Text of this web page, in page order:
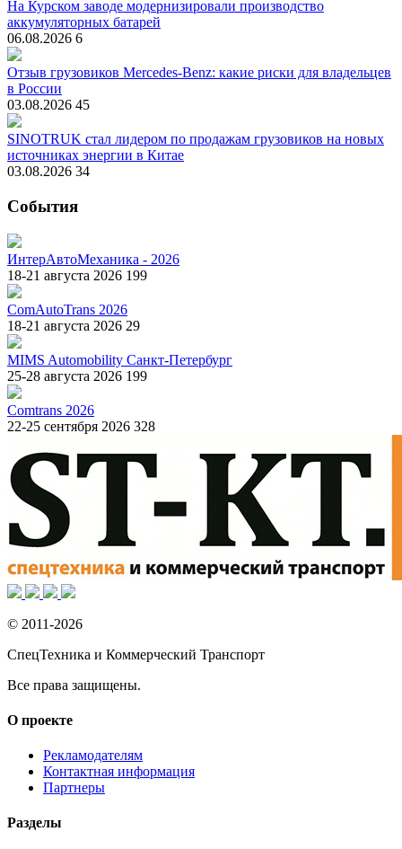
На Курском заводе модернизировали производство
аккумуляторных батарей
06.08.2026 6
Отзыв грузовиков Mercedes-Benz: какие риски для владельцев
в России
03.08.2026 45
SINOTRUK стал лидером по продажам грузовиков на новых
источниках энергии в Китае
03.08.2026 34
События
ИнтерАвтоМеханика - 2026
18-21 августа 2026 199
ComAutoTrans 2026
18-21 августа 2026 29
MIMS Automobility Санкт-Петербург
25-28 августа 2026 199
Comtrans 2026
22-25 сентября 2026 328
© 2011-2026
СпецТехника и Коммерческий Транспорт
Все права защищены.
О проекте
Рекламодателям
Контактная информация
Партнеры
Разделы